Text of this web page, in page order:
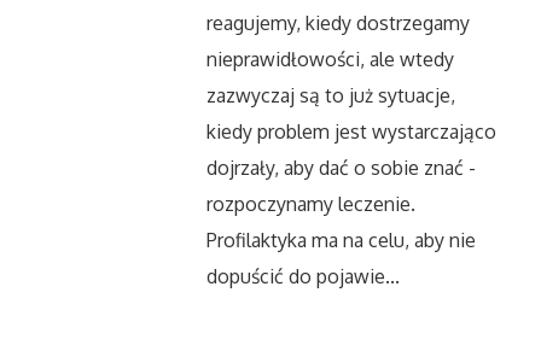
Usługi Motoryzacyjne
Materiały Promocyjne
Agencje Reklamowe
Materiały Reklamowe
reagujemy, kiedy dostrzegamy
nieprawidłowości, ale wtedy
zazwyczaj są to już sytuacje,
kiedy problem jest wystarczająco
dojrzały, aby dać o sobie znać -
rozpoczynamy leczenie.
Profilaktyka ma na celu, aby nie
dopuścić do pojawie...